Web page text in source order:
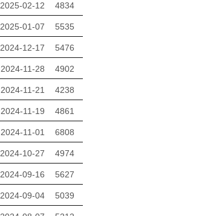
2025-02-12 4834
2025-01-07 5535
2024-12-17 5476
2024-11-28 4902
2024-11-21 4238
2024-11-19 4861
2024-11-01 6808
2024-10-27 4974
2024-09-16 5627
2024-09-04 5039